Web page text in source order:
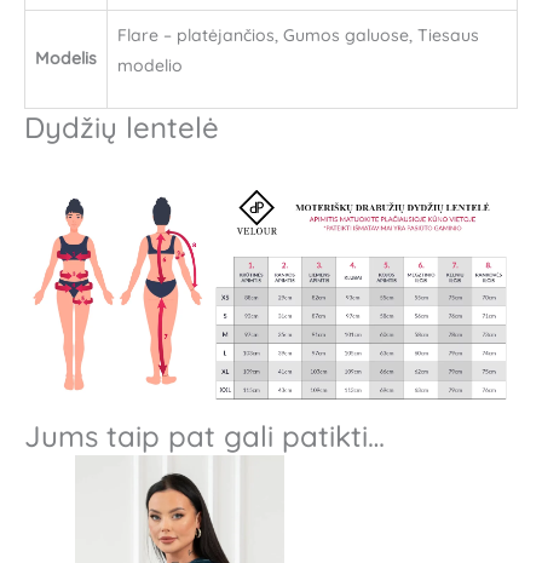
Modelis
Flare – platėjančios, Gumos galuose, Tiesaus
modelio
Dydžių lentelė
Jums taip pat gali patikti…